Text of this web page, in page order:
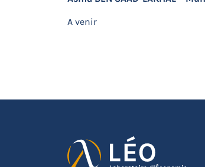
A venir